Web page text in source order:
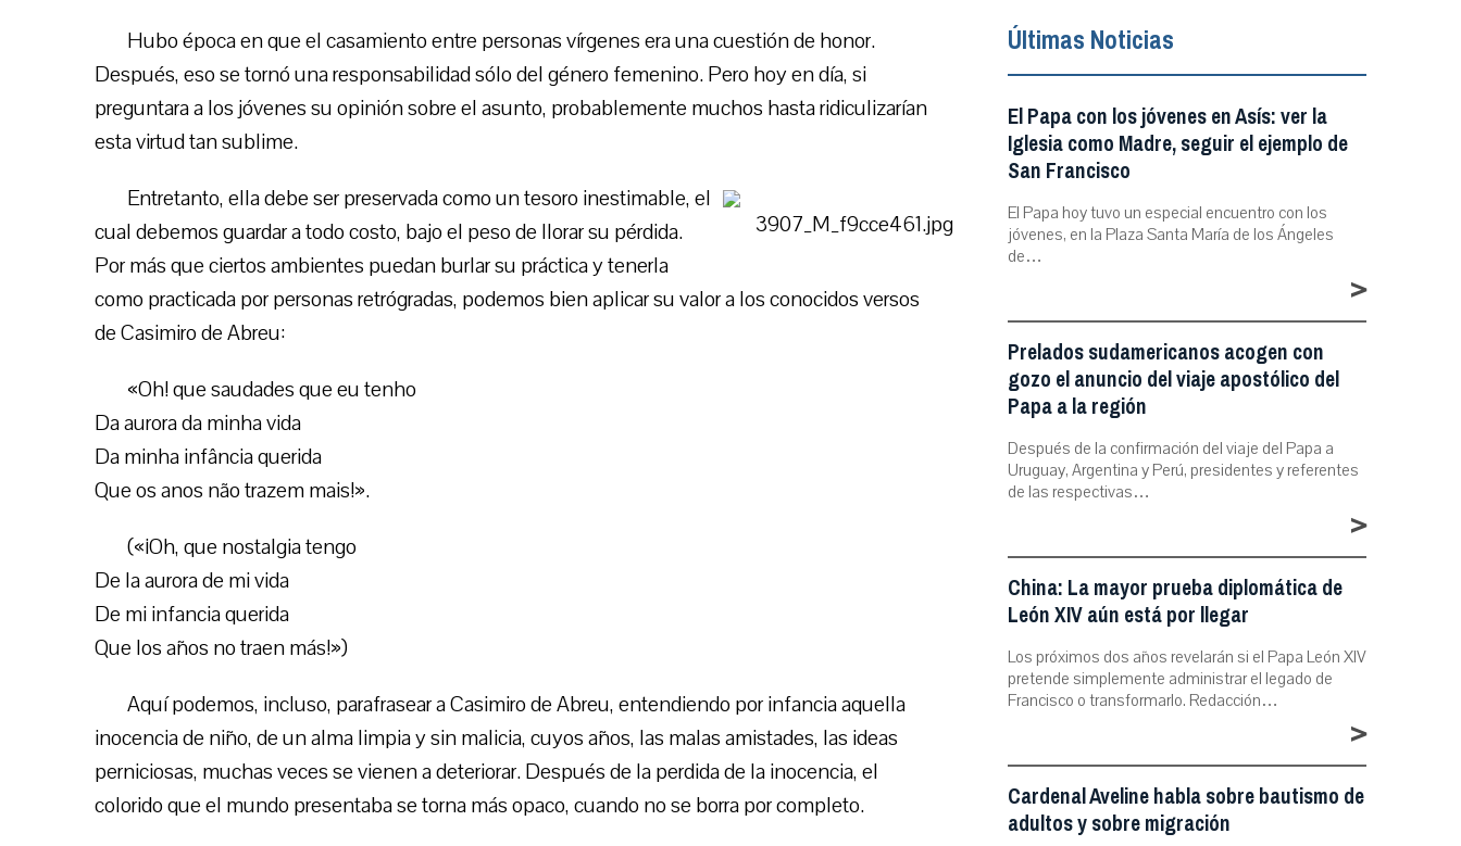
Hubo época en que el casamiento entre personas vírgenes era una cuestión de honor.
Después, eso se tornó una responsabilidad sólo del género femenino. Pero hoy en día, si
preguntara a los jóvenes su opinión sobre el asunto, probablemente muchos hasta ridiculizarían
esta virtud tan sublime.
Entretanto, ella debe ser preservada como un tesoro inestimable, el
cual debemos guardar a todo costo, bajo el peso de llorar su pérdida.
Por más que ciertos ambientes puedan burlar su práctica y tenerla
como practicada por personas retrógradas, podemos bien aplicar su valor a los conocidos versos
de Casimiro de Abreu:
«Oh! que saudades que eu tenho
Da aurora da minha vida
Da minha infância querida
Que os anos não trazem mais!».
(«¡Oh, que nostalgia tengo
De la aurora de mi vida
De mi infancia querida
Que los años no traen más!»)
Aquí podemos, incluso, parafrasear a Casimiro de Abreu, entendiendo por infancia aquella
inocencia de niño, de un alma limpia y sin malicia, cuyos años, las malas amistades, las ideas
perniciosas, muchas veces se vienen a deteriorar. Después de la perdida de la inocencia, el
colorido que el mundo presentaba se torna más opaco, cuando no se borra por completo.
Últimas Noticias
El Papa con los jóvenes en Asís: ver la
Iglesia como Madre, seguir el ejemplo de
San Francisco
El Papa hoy tuvo un especial encuentro con los
jóvenes, en la Plaza Santa María de los Ángeles
de…
>
Prelados sudamericanos acogen con
gozo el anuncio del viaje apostólico del
Papa a la región
Después de la confirmación del viaje del Papa a
Uruguay, Argentina y Perú, presidentes y referentes
de las respectivas…
>
China: La mayor prueba diplomática de
León XIV aún está por llegar
Los próximos dos años revelarán si el Papa León XIV
pretende simplemente administrar el legado de
Francisco o transformarlo. Redacción…
>
Cardenal Aveline habla sobre bautismo de
adultos y sobre migración